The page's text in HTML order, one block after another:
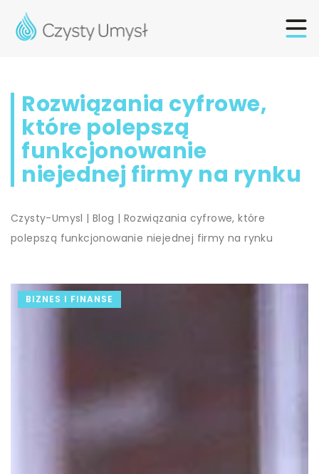
Rozwiązania cyfrowe,
które polepszą
funkcjonowanie
niejednej firmy na rynku
Czysty-Umysl |Blog | Rozwiązania cyfrowe, które
polepszą funkcjonowanie niejednej firmy na rynku
BIZNES I FINANSE